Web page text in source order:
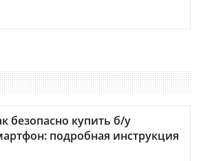
безопасно купить б/у
подробная инструкция